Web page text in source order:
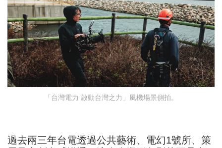
「台灣電力 啟動台灣之力」風機場景側拍。
過去兩三年台電透過公共藝術、電幻1號所、策